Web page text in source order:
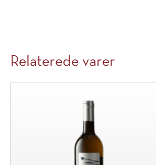
Relaterede varer